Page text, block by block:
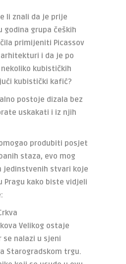
li znali da je prije
grupa čeških
primijeniti Picassov
i da je po
kubističkih
kubistički kafić?
postoje dizala bez
uskakati i iz njih
produbiti posjet
staza, evo mog
jedinstvenih stvari koje
Pragu kako biste vidjeli
Velikog ostaje
se nalazi u sjeni
Starogradskom trgu.